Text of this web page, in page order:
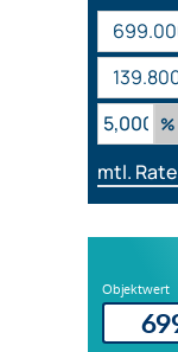
%
mtl. Rate